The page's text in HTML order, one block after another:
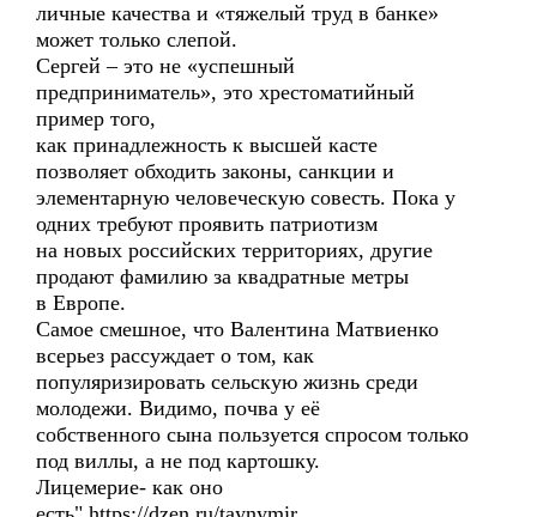
личные качества и «тяжелый труд в банке»
может только слепой.
Сергей – это не «успешный
предприниматель», это хрестоматийный
пример того,
как принадлежность к высшей касте
позволяет обходить законы, санкции и
элементарную человеческую совесть. Пока у
одних требуют проявить патриотизм
на новых российских территориях, другие
продают фамилию за квадратные метры
в Европе.
Самое смешное, что Валентина Матвиенко
всерьез рассуждает о том, как
популяризировать сельскую жизнь среди
молодежи. Видимо, почва у её
собственного сына пользуется спросом только
под виллы, а не под картошку.
Лицемерие- как оно